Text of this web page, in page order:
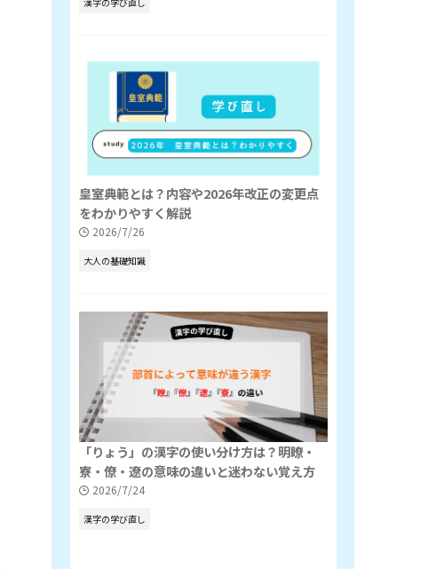
皇室典範とは？内容や2026年改正の変更点
をわかりやすく解説
2026/7/26
大人の基礎知識
「りょう」の漢字の使い分け方は？明瞭・
寮・僚・遼の意味の違いと迷わない覚え方
2026/7/24
漢字の学び直し